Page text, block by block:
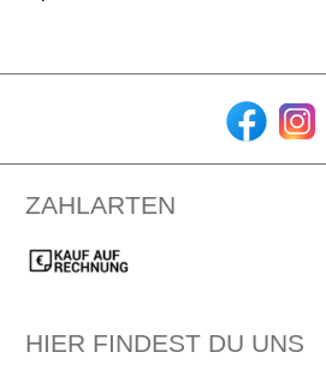
ZAHLARTEN
HIER FINDEST DU UNS